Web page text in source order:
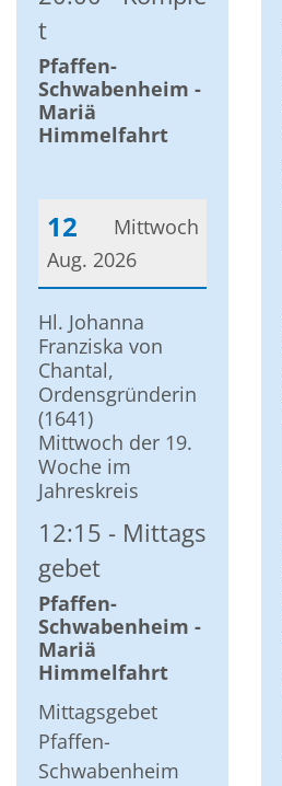
t
Pfaffen-
Schwabenheim -
Mariä
Himmelfahrt
Mittwoch
12
Aug. 2026
Datum: 12. August 2026
Hl. Johanna
Franziska von
Chantal,
Ordensgründerin
(1641)
Mittwoch der 19.
Woche im
Jahreskreis
12:15
Mittags
gebet
Pfaffen-
Schwabenheim -
Mariä
Himmelfahrt
Mittagsgebet
Pfaffen-
Schwabenheim